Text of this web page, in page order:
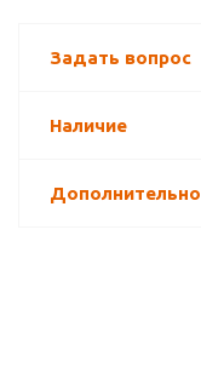
Задать вопрос
Наличие
Дополнительно